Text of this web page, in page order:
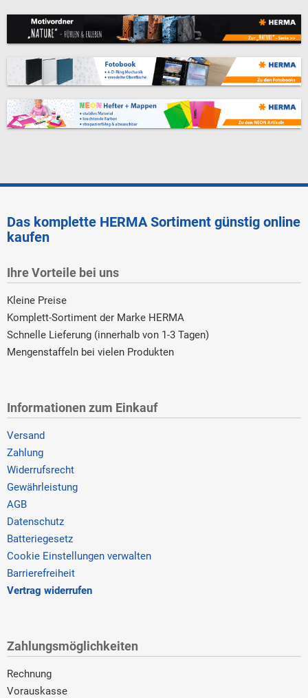
Das komplette HERMA Sortiment günstig online
kaufen
Ihre Vorteile bei uns
Kleine Preise
Komplett-Sortiment der Marke HERMA
Schnelle Lieferung (innerhalb von 1-3 Tagen)
Mengenstaffeln bei vielen Produkten
Informationen zum Einkauf
Versand
Zahlung
Widerrufsrecht
Gewährleistung
AGB
Datenschutz
Batteriegesetz
Cookie Einstellungen verwalten
Barrierefreiheit
Vertrag widerrufen
Zahlungsmöglichkeiten
Rechnung
Vorauskasse